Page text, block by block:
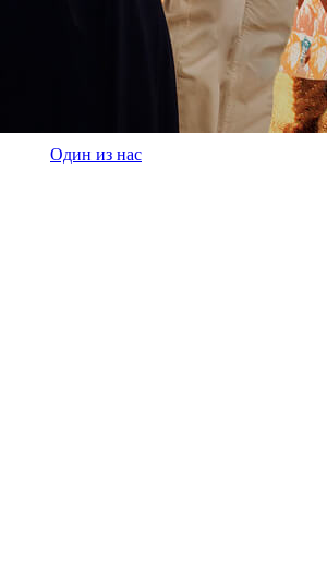
Один из нас